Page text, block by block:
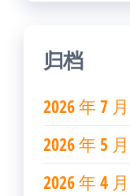
归档
2026 年 7 月
2026 年 5 月
2026 年 4 月